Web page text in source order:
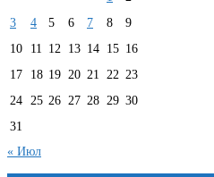
3
4 5 6 7 8
9
10
11 12 13 14 15 16
17
18 19 20 21 22 23
24 25 26 27 28 29 30
31
« Июл